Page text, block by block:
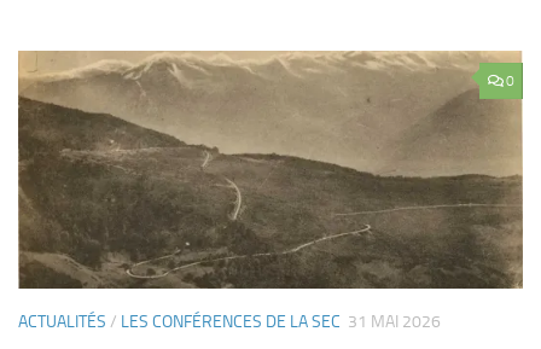
0
ACTUALITÉS / LES CONFÉRENCES DE LA SEC 31 MAI 2026